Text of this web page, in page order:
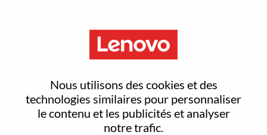
Nous utilisons des cookies et des
technologies similaires pour personnaliser
le contenu et les publicités et analyser
notre trafic.
Reset password
Are you sure you want to reset your